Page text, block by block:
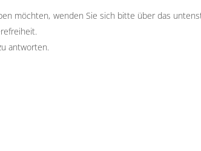
möchten, wenden Sie sich bitte über das
antworten.